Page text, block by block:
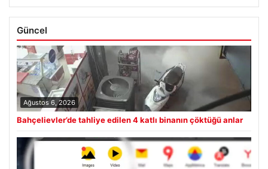
Güncel
Ağustos 6, 2026
Bahçelievler’de tahliye edilen 4 katlı binanın çöktüğü anlar